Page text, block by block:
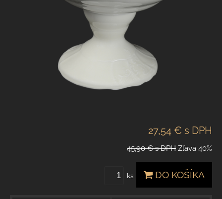
27,54 € s DPH
45,90 € s DPH Zľava 40%
ks DO KOŠÍKA